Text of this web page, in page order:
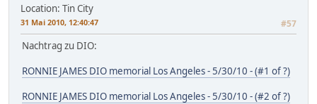
Location: Tin City
31 Mai 2010, 12:40:47 #57
Nachtrag zu DIO:
RONNIE JAMES DIO memorial Los Angeles - 5/30/10 - (#1 of ?)
RONNIE JAMES DIO memorial Los Angeles - 5/30/10 - (#2 of ?)